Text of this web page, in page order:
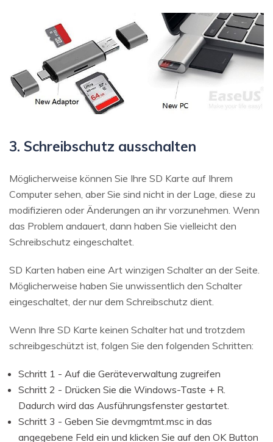
3. Schreibschutz ausschalten
Möglicherweise können Sie Ihre SD Karte auf Ihrem
Computer sehen, aber Sie sind nicht in der Lage, diese zu
modifizieren oder Änderungen an ihr vorzunehmen. Wenn
das Problem andauert, dann haben Sie vielleicht den
Schreibschutz eingeschaltet.
SD Karten haben eine Art winzigen Schalter an der Seite.
Möglicherweise haben Sie unwissentlich den Schalter
eingeschaltet, der nur dem Schreibschutz dient.
Wenn Ihre SD Karte keinen Schalter hat und trotzdem
schreibgeschützt ist, folgen Sie den folgenden Schritten:
Schritt 1 - Auf die Geräteverwaltung zugreifen
Schritt 2 - Drücken Sie die Windows-Taste + R.
Dadurch wird das Ausführungsfenster gestartet.
Schritt 3 - Geben Sie devmgmtmt.msc in das
angegebene Feld ein und klicken Sie auf den OK Button